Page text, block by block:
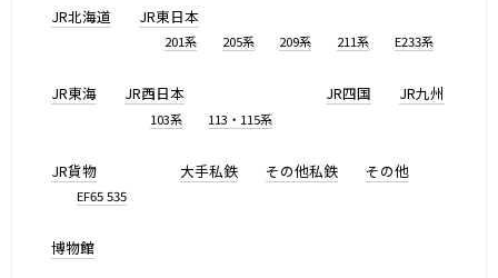
JR北海道 JR東日本
201系 205系 209系 211系 E233系
JR東海 JR西日本
103系 113・115系
JR四国 JR九州
JR貨物
EF65 535
大手私鉄 その他私鉄 その他
博物館